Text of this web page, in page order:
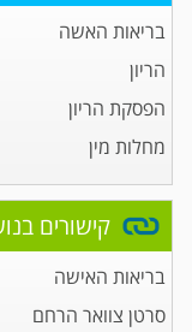
בריאות האשה
הריון
הפסקת הריון
מחלות מין
קישורים
בריאות האישה
סרטן צוואר הרחם